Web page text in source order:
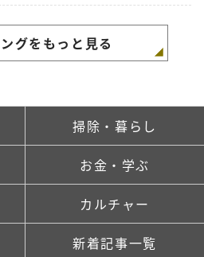
グをもっと見る
掃除・暮らし
お金・学ぶ
カルチャー
新着記事一覧